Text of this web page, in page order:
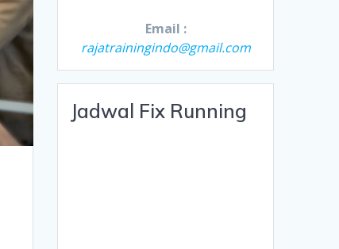
Email :
rajatrainingindo@gmail.com
Jadwal Fix Running